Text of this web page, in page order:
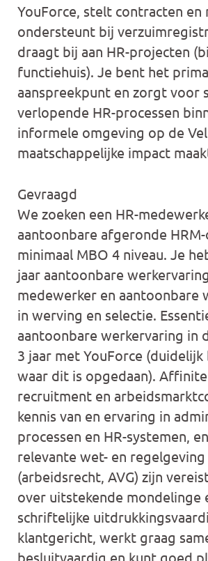
YouForce, stelt contracten en
ondersteunt bij
draagt bij aan HR-projecten
functiehuis). Je bent het
aanspreekpunt en zorgt voor
verlopende HR-processen
informele omgeving op de
maatschappelijke impact
Gevraagd
We zoeken een HR-
aantoonbare afgeronde
minimaal MBO 4 niveau. Je
jaar aantoonbare
medewerker en aantoonbare
in werving en selectie.
aantoonbare werkervaring in
3 jaar met YouForce (duidelijk
waar dit is opgedaan).
recruitment en
kennis van en ervaring in
processen en HR-systemen,
relevante wet- en regelgeving
(arbeidsrecht, AVG) zijn
over uitstekende mondelinge
schriftelijke
klantgericht, werkt graag
besluitvaardig en kunt goed